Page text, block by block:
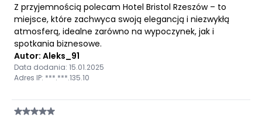
Z przyjemnością polecam Hotel Bristol Rzeszów – to
miejsce, które zachwyca swoją elegancją i niezwykłą
atmosferą, idealne zarówno na wypoczynek, jak i
spotkania biznesowe.
Autor: Aleks_91
Data dodania: 15.01.2025
Adres IP: ***.***.135.10